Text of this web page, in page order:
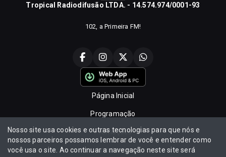
Tropical Radiodifusão LTDA. - 14.574.974/0001-93
102, a Primeira FM!
Página Inicial
Programação
Promoções
Locutores
Nosso site usa cookies e outras tecnologias para que nós e
nossos parceiros possamos lembrar de você e entender como
você usa o site. Ao continuar a navegação neste site será